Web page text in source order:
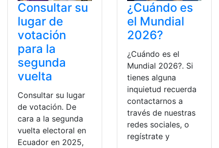
Consultar su
lugar de
votación
para la
segunda
vuelta
Consultar su lugar
de votación. De
cara a la segunda
vuelta electoral en
Ecuador en 2025,
¿Cuándo es
el Mundial
2026?
¿Cuándo es el
Mundial 2026?. Si
tienes alguna
inquietud recuerda
contactarnos a
través de nuestras
redes sociales, o
regístrate y